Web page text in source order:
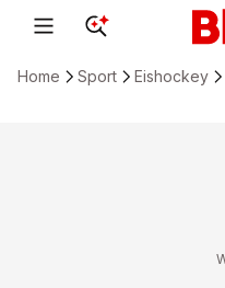
Home Sport Eishockey